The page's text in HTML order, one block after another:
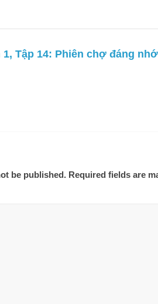
1, Tập 14: Phiên chợ đáng
be published. Required fields are